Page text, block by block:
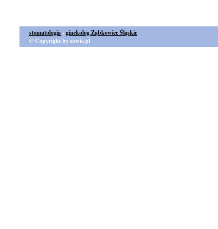
stomatologia-ginekolog Ząbkowice Śląskie
© Copyright by sowie.pl